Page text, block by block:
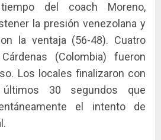
del coach Moreno,
la presión venezolana y
la ventaja (56-48). Cuatro
(Colombia) fueron
Los locales finalizaron con
30 segundos que
el intento de